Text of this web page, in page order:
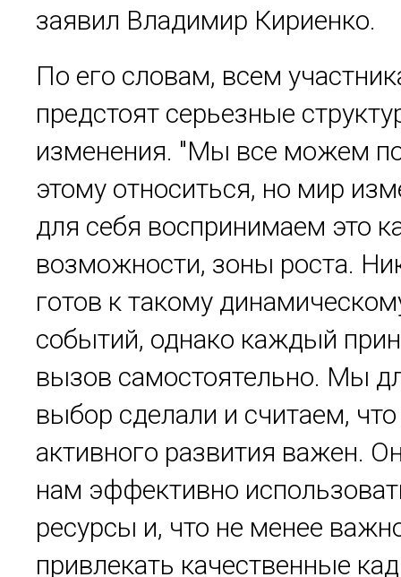
заявил Владимир Кириенко.
По его словам, всем
предстоят серьезные
изменения. "Мы все можем
этому относиться, но мир
для себя воспринимаем это
возможности, зоны роста.
готов к такому
событий, однако каждый
вызов самостоятельно. Мы
выбор сделали и считаем,
активного развития важен.
нам эффективно
ресурсы и, что не менее
привлекать качественные